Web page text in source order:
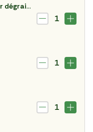
Le Jambon cuit supérieur dégraissé sans couenne
1
1
1